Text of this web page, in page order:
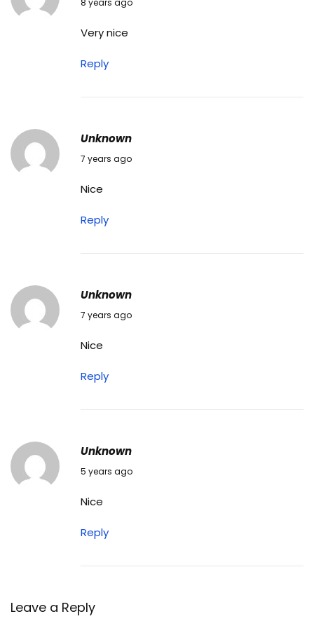
औ
र
उ
Very nice
Reply
Unknown
7 years ago09/02/2019
Nice
Reply
Unknown
7 years ago21/02/2019
Nice
Reply
Unknown
5 years ago01/05/2021
Nice
Reply
Leave a Reply